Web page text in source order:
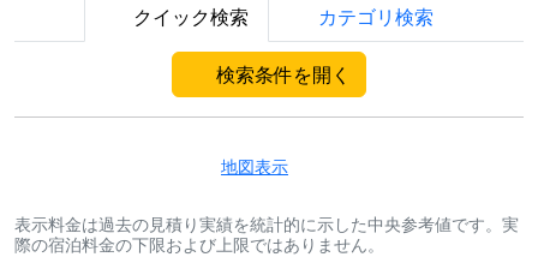
クイック検索 カテゴリ検索
検索条件を開く
地図表示
表示料金は過去の見積り実績を統計的に示した中央参考値です。実
際の宿泊料金の下限および上限ではありません。